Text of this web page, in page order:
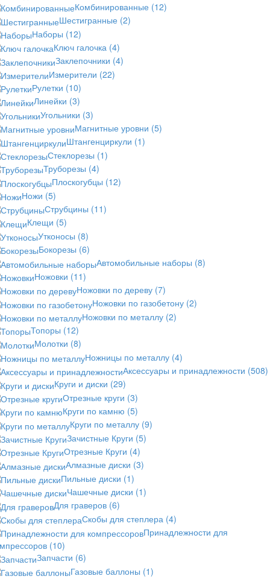
Комбинированные (12)
Шестигранные (2)
Наборы (12)
Ключ галочка (4)
Заклепочники (4)
Измерители (22)
Рулетки (10)
Линейки (3)
Угольники (3)
Магнитные уровни (5)
Штангенциркули (1)
Стеклорезы (1)
Труборезы (4)
Плоскогубцы (12)
Ножи (5)
Струбцины (11)
Клещи (5)
Утконосы (8)
Бокорезы (6)
Автомобильные наборы (8)
Ножовки (11)
Ножовки по дереву (7)
Ножовки по газобетону (2)
Ножовки по металлу (2)
Топоры (12)
Молотки (8)
Ножницы по металлу (4)
Аксессуары и принадлежности (508)
Круги и диски (29)
Отрезные круги (3)
Круги по камню (5)
Круги по металлу (9)
Зачистные Круги (5)
Отрезные Круги (4)
Алмазные диски (3)
Пильные диски (1)
Чашечные диски (1)
Для граверов (6)
Скобы для степлера (4)
Принадлежности для
(10)
Запчасти (6)
Газовые баллоны (1)